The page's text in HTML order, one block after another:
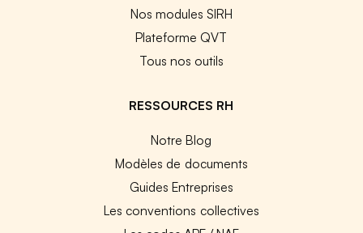
Nos modules SIRH
Plateforme QVT
Tous nos outils
RESSOURCES RH
Notre Blog
Modèles de documents
Guides Entreprises
Les conventions collectives